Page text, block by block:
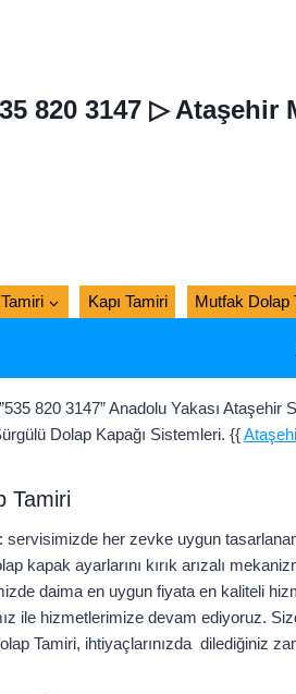
820 3147 ▷ Ataşehir
Kapı Tamiri Mutfak Dolap
820 3147” Anadolu Yakası
Dolap Kapağı Sistemleri. {{
Tamiri
servisimizde her zevke uygun
kapak ayarlarını kırık arızalı
daima en uygun fiyata en kaliteli
ile hizmetlerimize devam ediyoruz.
Tamiri, ihtiyaçlarınızda dilediğiniz